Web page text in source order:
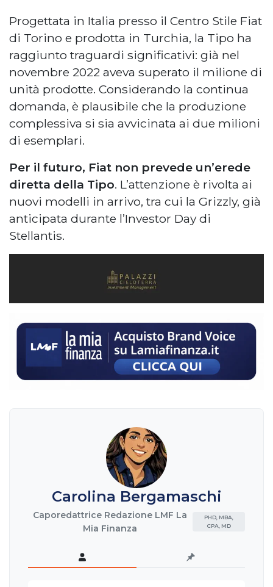
Progettata in Italia presso il Centro Stile Fiat
di Torino e prodotta in Turchia, la Tipo ha
raggiunto traguardi significativi: già nel
novembre 2022 aveva superato il milione di
unità prodotte. Considerando la continua
domanda, è plausibile che la produzione
complessiva si sia avvicinata ai due milioni
di esemplari.
Per il futuro, Fiat non prevede un’erede
diretta della Tipo. L’attenzione è rivolta ai
nuovi modelli in arrivo, tra cui la Grizzly, già
anticipata durante l’Investor Day di
Stellantis.
Carolina Bergamaschi
Caporedattrice Redazione LMF La
Mia Finanza
PHD, MBA,
CPA, MD